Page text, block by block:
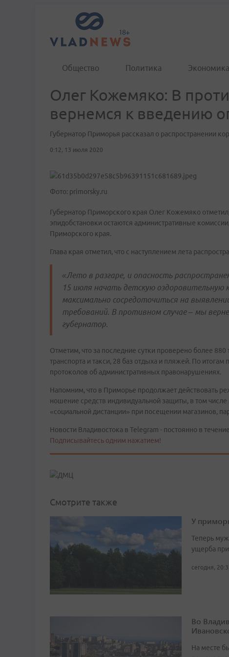
Общество Политика Экономика
Олег Кожемяко: В
вернемся к введению
Губернатор Приморья рассказал о распространении
0:12, 13 июля 2020
Фото: primorsky.ru
Губернатор Приморского края Олег Кожемяко
эпидобстановки остаются административные
Приморского края.
Глава края отметил, что с наступлением лета
«Лето в разгаре, и опасность
15 июля начать детскую
максимально сосредоточиться на
требований. В противном случае – мы
губернатор.
Отметим, что за последние сутки проверено более
транспорта и такси, 28 баз отдыха и пляжей. По
протоколов об административных правонарушениях.
Напомним, что в Приморье продолжает действовать
ношение средств индивидуальной защиты, в том
«социальной дистанции» при посещении магазинов,
Новости Владивостока в Telegram - постоянно в
Подписывайтесь одним нажатием!
Смотрите также
У
Теперь
ущерба
сегодня,
Во
На месте